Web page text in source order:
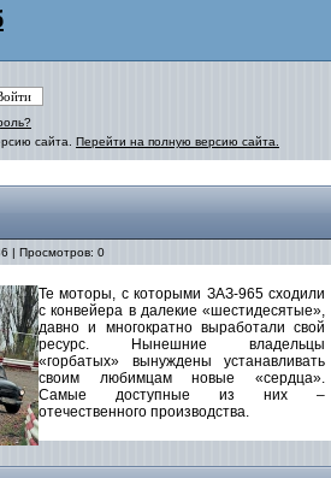
сайта. Перейти на полную версию сайта.
| Просмотров: 0
Те моторы, с которыми ЗАЗ-965 сходили
с конвейера в далекие «шестидесятые»,
давно и многократно выработали свой
ресурс. Нынешние владельцы
«горбатых» вынуждены устанавливать
своим любимцам новые «сердца».
Самые доступные из них –
отечественного производства.